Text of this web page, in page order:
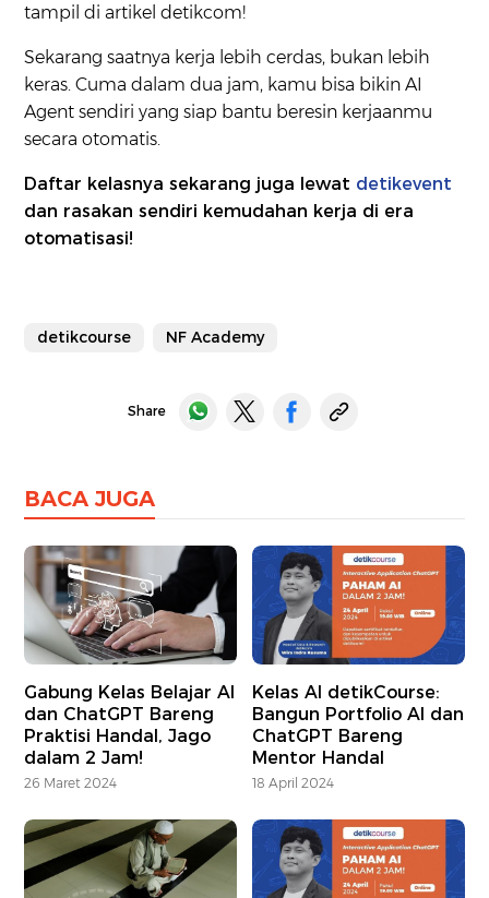
tampil di artikel detikcom!
Sekarang saatnya kerja lebih cerdas, bukan lebih
keras. Cuma dalam dua jam, kamu bisa bikin AI
Agent sendiri yang siap bantu beresin kerjaanmu
secara otomatis.
Daftar kelasnya sekarang juga lewat detikevent
dan rasakan sendiri kemudahan kerja di era
otomatisasi!
detikcourse NF Academy
Share
BACA JUGA
Gabung Kelas Belajar AI
dan ChatGPT Bareng
Praktisi Handal, Jago
dalam 2 Jam!
26 Maret 2024
Kelas AI detikCourse:
Bangun Portfolio AI dan
ChatGPT Bareng
Mentor Handal
18 April 2024